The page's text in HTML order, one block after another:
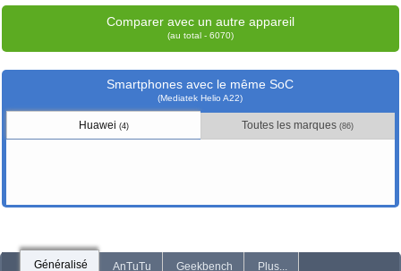
Comparer avec un autre appareil
(au total - 6070)
Smartphones avec le même SoC
(Mediatek Helio A22)
Huawei (4) Toutes les marques(86)
Généralisé AnTuTu Geekbench Plus...